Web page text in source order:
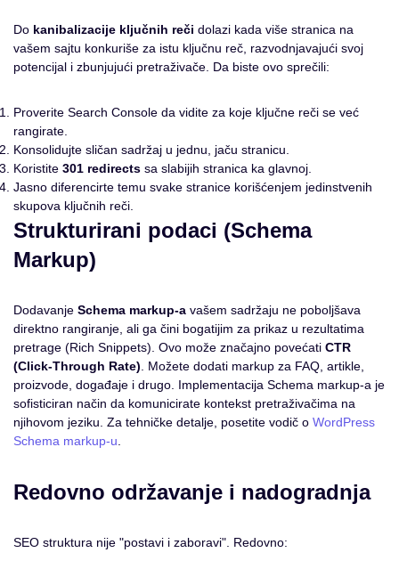
Do kanibalizacije ključnih reči dolazi kada više stranica na
vašem sajtu konkuriše za istu ključnu reč, razvodnjavajući svoj
potencijal i zbunjujući pretraživače. Da biste ovo sprečili:
Proverite Search Console da vidite za koje ključne reči se već
rangirate.
Konsolidujte sličan sadržaj u jednu, jaču stranicu.
Koristite 301 redirects sa slabijih stranica ka glavnoj.
Jasno diferencirte temu svake stranice korišćenjem jedinstvenih
skupova ključnih reči.
Strukturirani podaci (Schema
Markup)
Dodavanje Schema markup-a vašem sadržaju ne poboljšava
direktno rangiranje, ali ga čini bogatijim za prikaz u rezultatima
pretrage (Rich Snippets). Ovo može značajno povećati CTR
(Click-Through Rate) . Možete dodati markup za FAQ, artikle,
proizvode, događaje i drugo. Implementacija Schema markup-a je
sofisticiran način da komunicirate kontekst pretraživačima na
njihovom jeziku. Za tehničke detalje, posetite vodič o WordPress
Schema markup-u
Redovno održavanje i nadogradnja
SEO struktura nije "postavi i zaboravi". Redovno: